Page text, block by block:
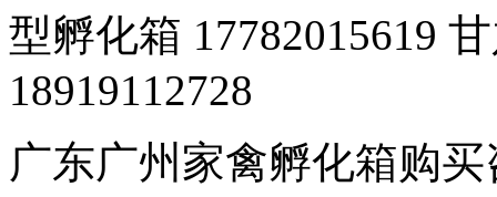
型孵化箱 17782015619
18919112728
广东广州家禽孵化箱购